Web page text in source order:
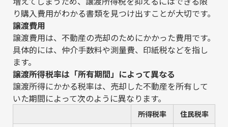
り購入費用がわかる書類を見つけ出すことが大切です。
譲渡費用
譲渡費用は、不動産の売却のためにかかった費用です。
具体的には、仲介手数料や測量費、印紙税などを指し
ます。
譲渡所得税率は「所有期間」によって異なる
譲渡所得にかかる税率は、売却した不動産を所有して
いた期間によって次のように異なります。
所得税率
住民税率